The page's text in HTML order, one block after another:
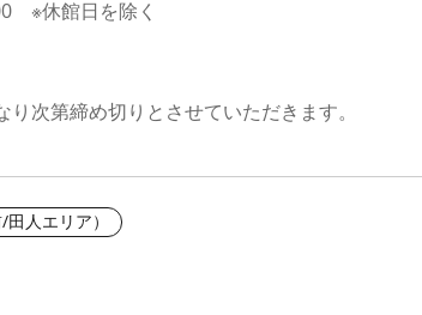
※休館日を除く
次第締め切りとさせていただきます。
人エリア）